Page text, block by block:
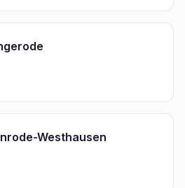
Westhausen